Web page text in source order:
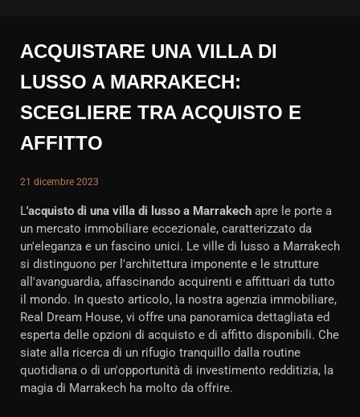
ACQUISTARE UNA VILLA DI
LUSSO A MARRAKECH:
SCEGLIERE TRA ACQUISTO E
AFFITTO
21 dicembre 2023
L'acquisto di una villa di lusso a Marrakech apre le porte a
un mercato immobiliare eccezionale, caratterizzato da
un'eleganza e un fascino unici. Le ville di lusso a Marrakech
si distinguono per l'architettura imponente e le strutture
all'avanguardia, affascinando acquirenti e affittuari da tutto
il mondo. In questo articolo, la nostra agenzia immobiliare,
Real Dream House, vi offre una panoramica dettagliata ed
esperta delle opzioni di acquisto e di affitto disponibili. Che
siate alla ricerca di un rifugio tranquillo dalla routine
quotidiana o di un'opportunità di investimento redditizia, la
magia di Marrakech ha molto da offrire.